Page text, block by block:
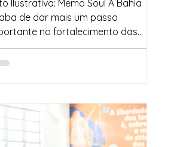
Ilustrativa: Memo Soul A Bahia
de dar mais um passo
no fortalecimento das
de alfabetização . Todos os 417...